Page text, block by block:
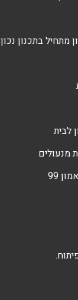
מתחיל בתכנון נכון
לבית
מנעולים
99